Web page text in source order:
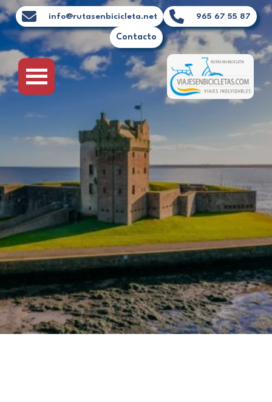
Ir
al
contenido
info@rutasenbicicleta.net 965 67 55 87
Contacto